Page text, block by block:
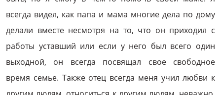
всегда видел, как папа и мама многие дела по дому
делали вместе несмотря на то, что он приходил с
работы уставший или если у него был всего один
выходной, он всегда посвящал свое свободное
время семье. Также отец всегда меня учил любви к